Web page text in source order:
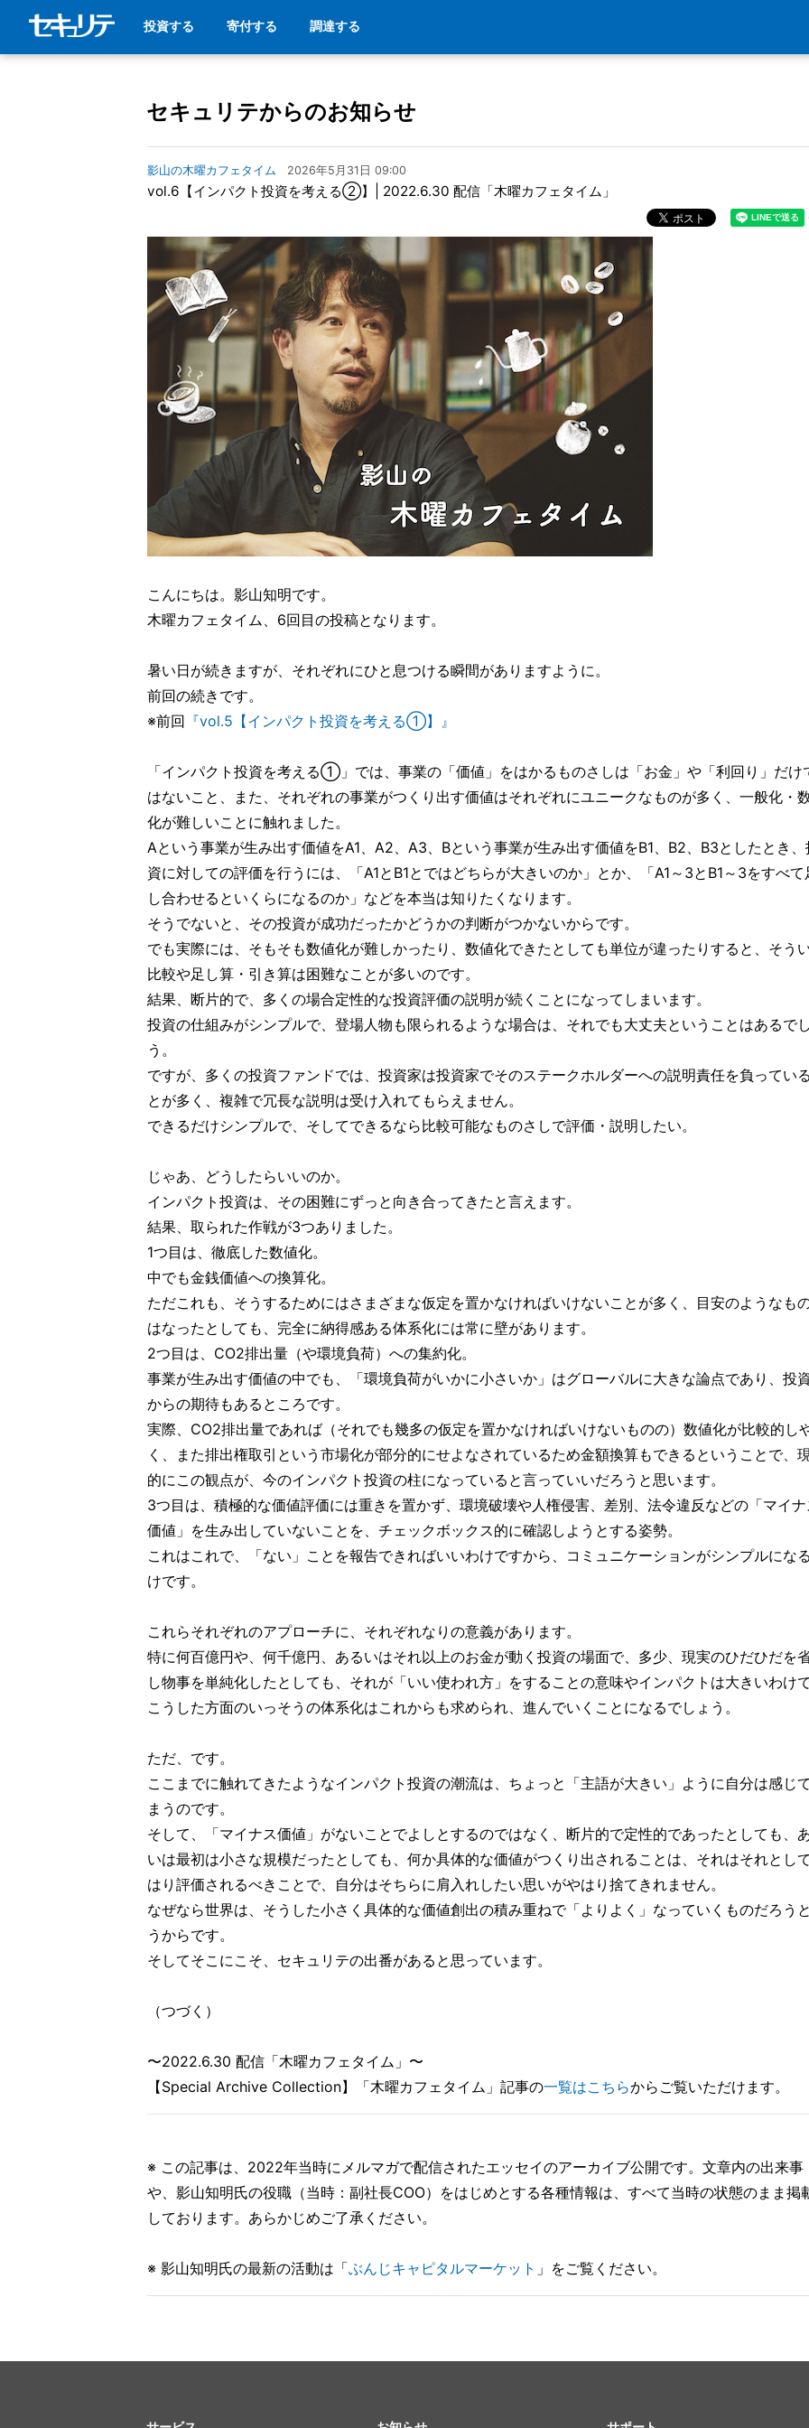
投資する 寄付する 調達する
セキュリテからのお知らせ
影山の木曜カフェタイム 2026年5月31日 09:00
vol.6【インパクト投資を考える②】| 2022.6.30 配信「木曜カフェタイム」
こんにちは。影山知明です。
木曜カフェタイム、6回目の投稿となります。
暑い日が続きますが、それぞれにひと息つける瞬間がありますように。
前回の続きです。
※前回 『vol.5【インパクト投資を考える①】』
「インパクト投資を考える①」では、事業の「価値」をはかるものさしは「お金」や「利回り」だけ
はないこと、また、それぞれの事業がつくり出す価値はそれぞれにユニークなものが多く、一般化・
化が難しいことに触れました。
Aという事業が生み出す価値をA1、A2、A3、Bという事業が生み出す価値をB1、B2、B3としたとき、
資に対しての評価を行うには、「A1とB1とではどちらが大きいのか」とか、「A1～3とB1～3をすべて
し合わせるといくらになるのか」などを本当は知りたくなります。
そうでないと、その投資が成功だったかどうかの判断がつかないからです。
でも実際には、そもそも数値化が難しかったり、数値化できたとしても単位が違ったりすると、そう
比較や足し算・引き算は困難なことが多いのです。
結果、断片的で、多くの場合定性的な投資評価の説明が続くことになってしまいます。
投資の仕組みがシンプルで、登場人物も限られるような場合は、それでも大丈夫ということはあるで
う。
ですが、多くの投資ファンドでは、投資家は投資家でそのステークホルダーへの説明責任を負ってい
とが多く、複雑で冗長な説明は受け入れてもらえません。
できるだけシンプルで、そしてできるなら比較可能なものさしで評価・説明したい。
じゃあ、どうしたらいいのか。
インパクト投資は、その困難にずっと向き合ってきたと言えます。
結果、取られた作戦が3つありました。
1つ目は、徹底した数値化。
中でも金銭価値への換算化。
ただこれも、そうするためにはさまざまな仮定を置かなければいけないことが多く、目安のようなも
はなったとしても、完全に納得感ある体系化には常に壁があります。
2つ目は、CO2排出量（や環境負荷）への集約化。
事業が生み出す価値の中でも、「環境負荷がいかに小さいか」はグローバルに大きな論点であり、投
からの期待もあるところです。
実際、CO2排出量であれば（それでも幾多の仮定を置かなければいけないものの）数値化が比較的し
く、また排出権取引という市場化が部分的にせよなされているため金額換算もできるということで、
的にこの観点が、今のインパクト投資の柱になっていると言っていいだろうと思います。
3つ目は、積極的な価値評価には重きを置かず、環境破壊や人権侵害、差別、法令違反などの「マイナ
価値」を生み出していないことを、チェックボックス的に確認しようとする姿勢。
これはこれで、「ない」ことを報告できればいいわけですから、コミュニケーションがシンプルにな
けです。
これらそれぞれのアプローチに、それぞれなりの意義があります。
特に何百億円や、何千億円、あるいはそれ以上のお金が動く投資の場面で、多少、現実のひだひだを
し物事を単純化したとしても、それが「いい使われ方」をすることの意味やインパクトは大きいわけで
こうした方面のいっそうの体系化はこれからも求められ、進んでいくことになるでしょう。
ただ、です。
ここまでに触れてきたようなインパクト投資の潮流は、ちょっと「主語が大きい」ように自分は感じ
まうのです。
そして、「マイナス価値」がないことでよしとするのではなく、断片的で定性的であったとしても、
いは最初は小さな規模だったとしても、何か具体的な価値がつくり出されることは、それはそれとし
はり評価されるべきことで、自分はそちらに肩入れしたい思いがやはり捨てきれません。
なぜなら世界は、そうした小さく具体的な価値創出の積み重ねで「よりよく」なっていくものだろう
うからです。
そしてそこにこそ、セキュリテの出番があると思っています。
（つづく）
〜2022.6.30 配信「木曜カフェタイム」〜
【Special Archive Collection】「木曜カフェタイム」記事の一覧はこちらからご覧いただけます。
※ この記事は、2022年当時にメルマガで配信されたエッセイのアーカイブ公開です。文章内の出来事
や、影山知明氏の役職（当時：副社長COO）をはじめとする各種情報は、すべて当時の状態のまま掲
しております。あらかじめご了承ください。
※ 影山知明氏の最新の活動は「ぶんじキャピタルマーケット 」をご覧ください。